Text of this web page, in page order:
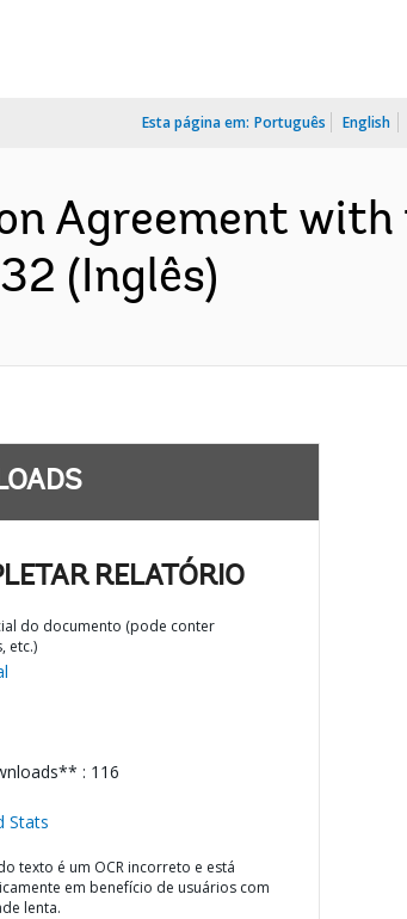
Esta página em: Português English
Agreement
(Inglês)
RELATÓRIO
do documento (pode conter
etc.)
: 116
Stats
texto é um OCR incorreto e está
em benefício de usuários com
lenta.